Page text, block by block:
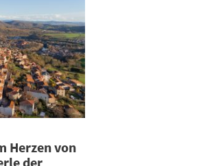
Herzen von
der